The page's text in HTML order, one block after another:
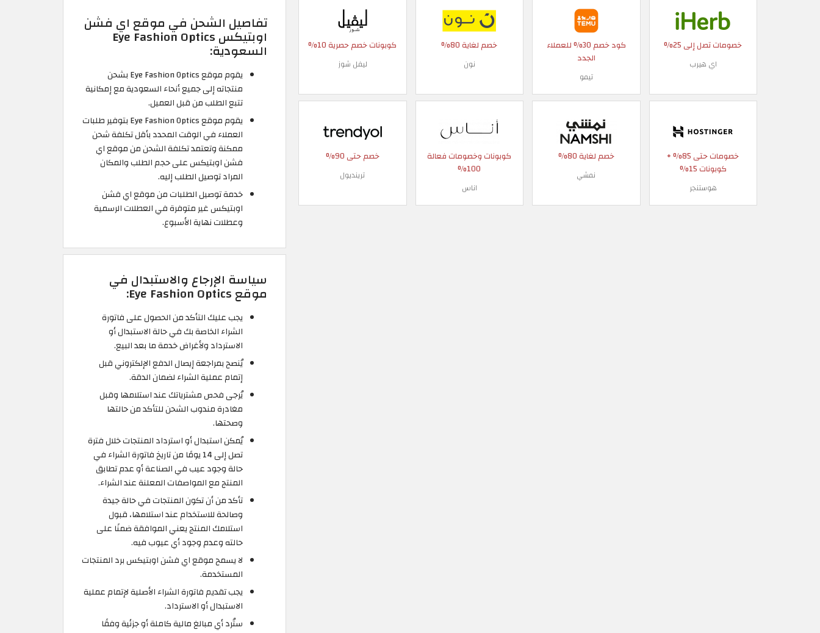
خصومات تصل إلى 25%
اي هيرب
كود خصم 30% للعملاء
الجدد
تيمو
خصم لغاية 80%
نون
كوبونات خصم حصرية 10%
ليفل شوز
خصومات حتى 85% +
كوبونات 15%
هوستنجر
خصم لغاية 80%
نمشي
كوبونات وخصومات فعالة
100%
اناس
خصم حتى 90%
ترينديول
تفاصيل الشحن في موقع اي فشن
اوبتيكس Eye Fashion Optics
السعودية:
يقوم موقع Eye Fashion Optics بشحن
منتجاته إلى جميع أنحاء السعودية مع إمكانية
تتبع الطلب من قبل العميل.
يقوم موقع Eye Fashion Optics بتوفير طلبات
العملاء في الوقت المحدد بأقل تكلفة شحن
ممكنة وتعتمد تكلفة الشحن من موقع اي
فشن اوبتيكس على حجم الطلب والمكان
المراد توصيل الطلب إليه.
خدمة توصيل الطلبات من موقع اي فشن
اوبتيكس غير متوفرة في العطلات الرسمية
وعطلات نهاية الأسبوع.
سياسة الإرجاع والاستبدال في
موقع Eye Fashion Optics:
يجب عليك التأكد من الحصول على فاتورة
الشراء الخاصة بك في حالة الاستبدال أو
الاسترداد ولأغراض خدمة ما بعد البيع.
يُنصح بمراجعة إيصال الدفع الإلكتروني قبل
إتمام عملية الشراء لضمان الدقة.
يُرجى فحص مشترياتك عند استلامها وقبل
مغادرة مندوب الشحن للتأكد من حالتها
وصحتها.
يُمكن استبدال أو استرداد المنتجات خلال فترة
تصل إلى 14 يومًا من تاريخ فاتورة الشراء في
حالة وجود عيب في الصناعة أو عدم تطابق
المنتج مع المواصفات المعلنة عند الشراء.
تأكد من أن تكون المنتجات في حالة جيدة
وصالحة للاستخدام عند استلامها، قبول
استلامك المنتج يعني الموافقة ضمنًا على
حالته وعدم وجود أي عيوب فيه.
لا يسمح موقع اي فشن اوبتيكس برد المنتجات
المستخدمة.
يجب تقديم فاتورة الشراء الأصلية لإتمام عملية
الاستبدال أو الاسترداد.
ستُرد أي مبالغ مالية كاملة أو جزئية وفقًا